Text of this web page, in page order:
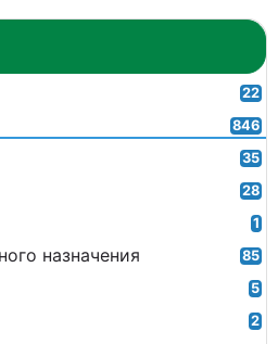
22
846
35
28
1
назначения 85
5
2